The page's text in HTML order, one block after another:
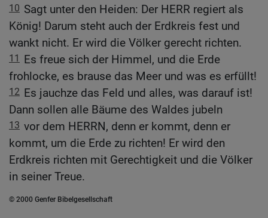
10 Sagt unter den Heiden: Der HERR regiert als
König! Darum steht auch der Erdkreis fest und
wankt nicht. Er wird die Völker gerecht richten.
11 Es freue sich der Himmel, und die Erde
frohlocke, es brause das Meer und was es erfüllt!
12 Es jauchze das Feld und alles, was darauf ist!
Dann sollen alle Bäume des Waldes jubeln
13 vor dem HERRN, denn er kommt, denn er
kommt, um die Erde zu richten! Er wird den
Erdkreis richten mit Gerechtigkeit und die Völker
in seiner Treue.
© 2000 Genfer Bibelgesellschaft